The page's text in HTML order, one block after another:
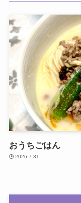
おうちごはん
2026.7.31